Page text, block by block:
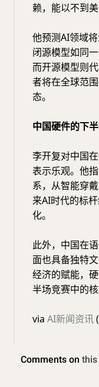
赖，能以不到
他预测AI领域
闭源模型如同
而开源模型则
者将在全球范
态。
中国硬件的下
李开复对中国
表示乐观。他
系，从智能穿
来AI时代的标
化。
此外，中国在
面也具备独特
经济的赋能，
半场竞赛中的核
via AI新闻资讯